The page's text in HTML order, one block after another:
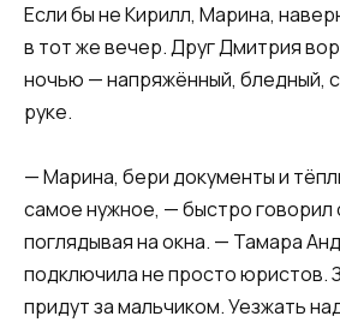
Если бы не Кирилл, Марина,
в тот же вечер. Друг Дмитрия
ночью — напряжённый, бледный,
руке.
— Марина, бери документы и
самое нужное, — быстро говорил
поглядывая на окна. — Тамара
подключила не просто юристов.
придут за мальчиком. Уезжать